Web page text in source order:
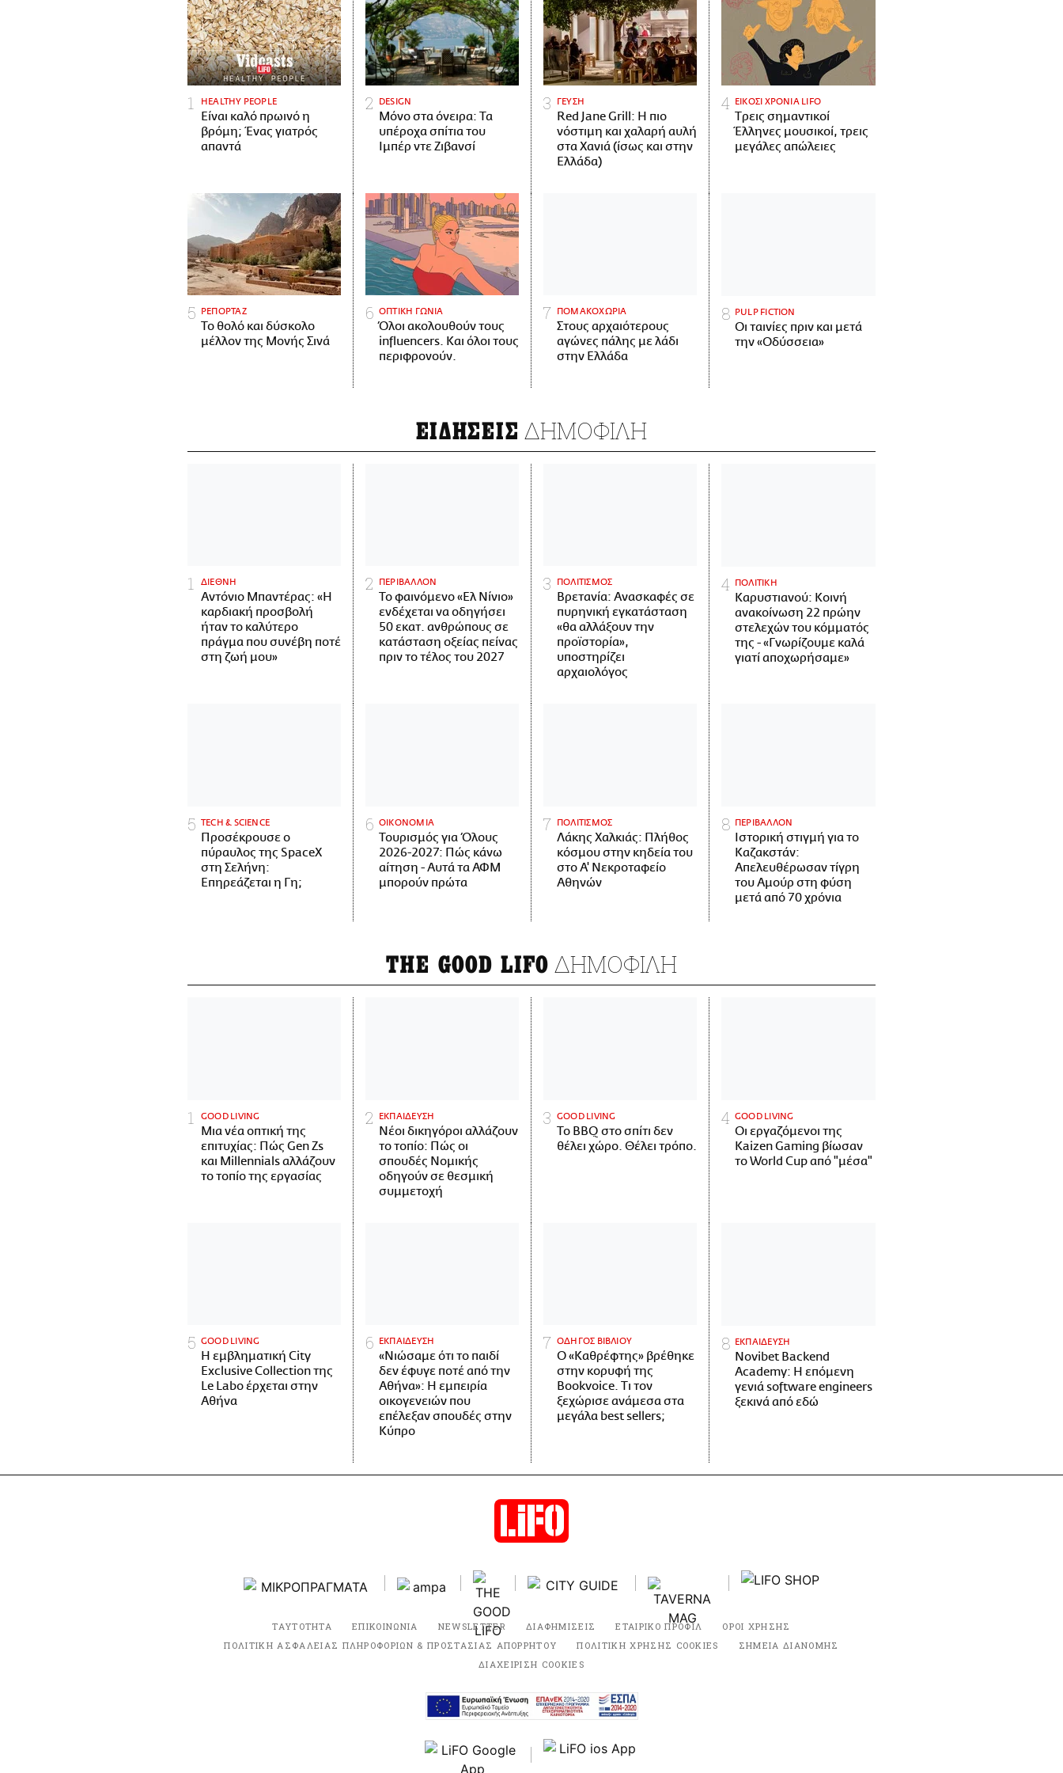
HEALTHY PEOPLE
Είναι καλό πρωινό η
βρόμη; Ένας γιατρός
απαντά
DESIGN
Μόνο στα όνειρα: Τα
υπέροχα σπίτια του
Ιμπέρ ντε Ζιβανσί
ΓΕΥΣΗ
Red Jane Grill: Η πιο
νόστιμη και χαλαρή αυλή
στα Χανιά (ίσως και στην
Ελλάδα)
ΕΙΚΟΣΙ ΧΡΟΝΙΑ LIFO
Tρεις σημαντικοί
Έλληνες μουσικοί, τρεις
μεγάλες απώλειες
ΡΕΠΟΡΤΑΖ
Το θολό και δύσκολο
μέλλον της Μονής Σινά
ΟΠΤΙΚΗ ΓΩΝΙΑ
Όλοι ακολουθούν τους
influencers. Και όλοι τους
περιφρονούν.
ΠΟΜΑΚΟΧΩΡΙΑ
Στους αρχαιότερους
αγώνες πάλης με λάδι
στην Ελλάδα
PULP FICTION
Οι ταινίες πριν και μετά
την «Οδύσσεια»
ΕΙΔΗΣΕΙΣ ΔΗΜΟΦΙΛΗ
ΔΙΕΘΝΗ
Αντόνιο Μπαντέρας: «Η
καρδιακή προσβολή
ήταν το καλύτερο
πράγμα που συνέβη ποτέ
στη ζωή μου»
ΠΕΡΙΒΑΛΛΟΝ
Το φαινόμενο «Ελ Νίνιο»
ενδέχεται να οδηγήσει
50 εκατ. ανθρώπους σε
κατάσταση οξείας πείνας
πριν το τέλος του 2027
ΠΟΛΙΤΙΣΜΟΣ
Βρετανία: Ανασκαφές σε
πυρηνική εγκατάσταση
«θα αλλάξουν την
προϊστορία»,
υποστηρίζει
αρχαιολόγος
ΠΟΛΙΤΙΚΗ
Καρυστιανού: Κοινή
ανακοίνωση 22 πρώην
στελεχών του κόμματός
της - «Γνωρίζουμε καλά
γιατί αποχωρήσαμε»
ΤECH & SCIENCE
Προσέκρουσε ο
πύραυλος της SpaceX
στη Σελήνη:
Επηρεάζεται η Γη;
ΟΙΚΟΝΟΜΙΑ
Τουρισμός για Όλους
2026-2027: Πώς κάνω
αίτηση - Αυτά τα ΑΦΜ
μπορούν πρώτα
ΠΟΛΙΤΙΣΜΟΣ
Λάκης Χαλκιάς: Πλήθος
κόσμου στην κηδεία του
στο Α' Νεκροταφείο
Αθηνών
ΠΕΡΙΒΑΛΛΟΝ
Ιστορική στιγμή για το
Καζακστάν:
Απελευθέρωσαν τίγρη
του Αμούρ στη φύση
μετά από 70 χρόνια
THE GOOD LIFO ΔΗΜΟΦΙΛΗ
GOOD LIVING
Μια νέα οπτική της
επιτυχίας: Πώς Gen Zs
και Millennials αλλάζουν
το τοπίο της εργασίας
ΕΚΠΑΙΔΕΥΣΗ
Νέοι δικηγόροι αλλάζουν
το τοπίο: Πώς οι
σπουδές Νομικής
οδηγούν σε θεσμική
συμμετοχή
GOOD LIVING
Το BBQ στο σπίτι δεν
θέλει χώρο. Θέλει τρόπο.
GOOD LIVING
Οι εργαζόμενοι της
Kaizen Gaming βίωσαν
το World Cup από "μέσα"
GOOD LIVING
Η εμβληματική City
Exclusive Collection της
Le Labo έρχεται στην
Αθήνα
ΕΚΠΑΙΔΕΥΣΗ
«Νιώσαμε ότι το παιδί
δεν έφυγε ποτέ από την
Αθήνα»: Η εμπειρία
οικογενειών που
επέλεξαν σπουδές στην
Κύπρο
ΟΔΗΓΟΣ ΒΙΒΛΙΟΥ
Ο «Καθρέφτης» βρέθηκε
στην κορυφή της
Bookvoice. Τι τον
ξεχώρισε ανάμεσα στα
μεγάλα best sellers;
ΕΚΠΑΙΔΕΥΣΗ
Novibet Backend
Academy: Η επόμενη
γενιά software engineers
ξεκινά από εδώ
ΤΑΥΤΟΤΗΤΑ ΕΠΙΚΟΙΝΩΝΙΑ NEWSLETTER ΔΙΑΦΗΜΙΣΕΙΣ ΕΤΑΙΡΙΚΟ ΠΡΟΦΙΛ
ΟΡΟΙ ΧΡΗΣΗΣ
ΠΟΛΙΤΙΚΗ ΑΣΦΑΛΕΙΑΣ ΠΛΗΡΟΦΟΡΙΩΝ & ΠΡΟΣΤΑΣΙΑΣ ΑΠΟΡΡΗΤΟΥ
ΠΟΛΙΤΙΚΗ ΧΡΗΣΗΣ COOKIES
ΣΗΜΕΙΑ ΔΙΑΝΟΜΗΣ
ΔΙΑΧΕΙΡΙΣΗ COOKIES